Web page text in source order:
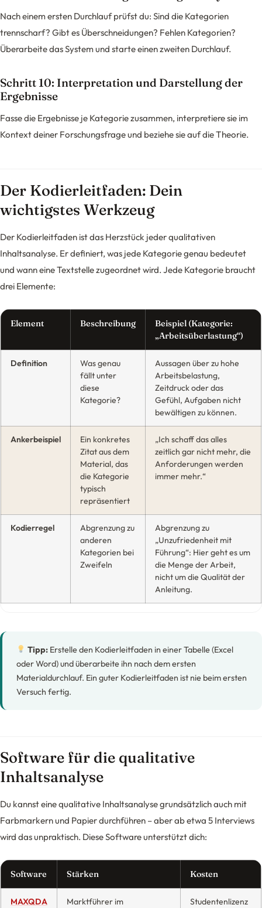
Nach einem ersten Durchlauf prüfst du: Sind die Kategorien
trennscharf? Gibt es Überschneidungen? Fehlen Kategorien?
Überarbeite das System und starte einen zweiten Durchlauf.
Schritt 10: Interpretation und Darstellung der
Ergebnisse
Fasse die Ergebnisse je Kategorie zusammen, interpretiere sie im
Kontext deiner Forschungsfrage und beziehe sie auf die Theorie.
Der Kodierleitfaden: Dein
wichtigstes Werkzeug
Der Kodierleitfaden ist das Herzstück jeder qualitativen
Inhaltsanalyse. Er definiert, was jede Kategorie genau bedeutet
und wann eine Textstelle zugeordnet wird. Jede Kategorie braucht
drei Elemente:
Element Beschreibung
Beispiel (Kategorie:
„Arbeitsüberlastung“)
Definition
Was genau
fällt unter
diese
Kategorie?
Aussagen über zu hohe
Arbeitsbelastung,
Zeitdruck oder das
Gefühl, Aufgaben nicht
bewältigen zu können.
Ankerbeispiel
Ein konkretes
Zitat aus dem
Material, das
die Kategorie
typisch
repräsentiert
„Ich schaff das alles
zeitlich gar nicht mehr, die
Anforderungen werden
immer mehr.“
Kodierregel
Abgrenzung zu
anderen
Kategorien bei
Zweifeln
Abgrenzung zu
„Unzufriedenheit mit
Führung“: Hier geht es um
die Menge der Arbeit,
nicht um die Qualität der
Anleitung.
Tipp: Erstelle den Kodierleitfaden in einer Tabelle (Excel
oder Word) und überarbeite ihn nach dem ersten
Materialdurchlauf. Ein guter Kodierleitfaden ist nie beim ersten
Versuch fertig.
Software für die qualitative
Inhaltsanalyse
Du kannst eine qualitative Inhaltsanalyse grundsätzlich auch mit
Farbmarkern und Papier durchführen – aber ab etwa 5 Interviews
wird das unpraktisch. Diese Software unterstützt dich:
Software Stärken Kosten
MAXQDA
Marktführer im
Studentenlizenz